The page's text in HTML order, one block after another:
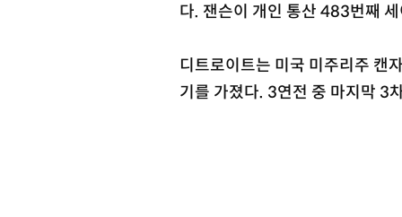
다. 잰슨이 개인 통산 483번째
디트로이트는 미국 미주리주 캔
기를 가졌다. 3연전 중 마지막 3